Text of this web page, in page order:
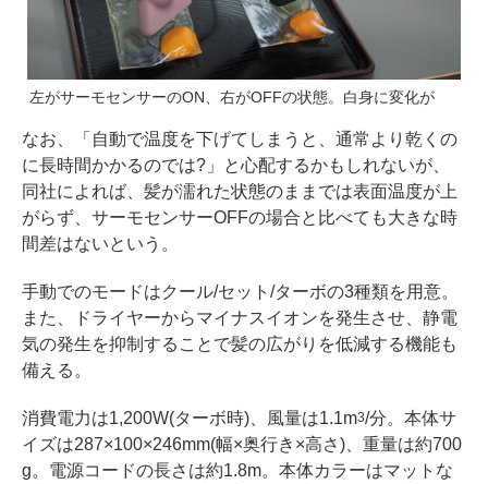
左がサーモセンサーのON、右がOFFの状態。白身に変化が
なお、「自動で温度を下げてしまうと、通常より乾くの
に長時間かかるのでは?」と心配するかもしれないが、
同社によれば、髪が濡れた状態のままでは表面温度が上
がらず、サーモセンサーOFFの場合と比べても大きな時
間差はないという。
手動でのモードはクール/セット/ターボの3種類を用意。
また、ドライヤーからマイナスイオンを発生させ、静電
気の発生を抑制することで髪の広がりを低減する機能も
備える。
消費電力は1,200W(ターボ時)、風量は1.1m3/分。本体サ
イズは287×100×246mm(幅×奥行き×高さ)、重量は約700
g。電源コードの長さは約1.8m。本体カラーはマットな